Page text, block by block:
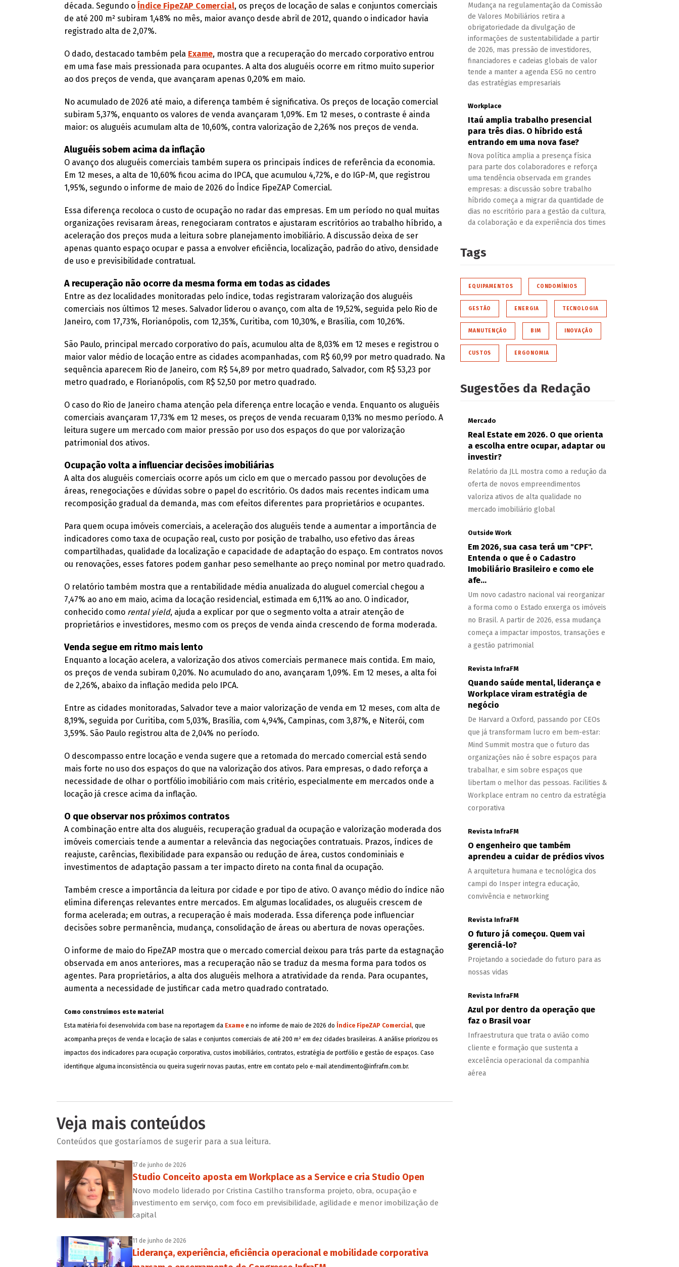
década. Segundo o Índice FipeZAP Comercial, os preços de locação de salas e conjuntos comerciais
de até 200 m² subiram 1,48% no mês, maior avanço desde abril de 2012, quando o indicador havia
registrado alta de 2,07%.
O dado, destacado também pela Exame, mostra que a recuperação do mercado corporativo entrou
em uma fase mais pressionada para ocupantes. A alta dos aluguéis ocorre em ritmo muito superior
ao dos preços de venda, que avançaram apenas 0,20% em maio.
No acumulado de 2026 até maio, a diferença também é significativa. Os preços de locação comercial
subiram 5,37%, enquanto os valores de venda avançaram 1,09%. Em 12 meses, o contraste é ainda
maior: os aluguéis acumulam alta de 10,60%, contra valorização de 2,26% nos preços de venda.
Aluguéis sobem acima da inflação
O avanço dos aluguéis comerciais também supera os principais índices de referência da economia.
Em 12 meses, a alta de 10,60% ficou acima do IPCA, que acumulou 4,72%, e do IGP-M, que registrou
1,95%, segundo o informe de maio de 2026 do Índice FipeZAP Comercial.
Essa diferença recoloca o custo de ocupação no radar das empresas. Em um período no qual muitas
organizações revisaram áreas, renegociaram contratos e ajustaram escritórios ao trabalho híbrido, a
aceleração dos preços muda a leitura sobre planejamento imobiliário. A discussão deixa de ser
apenas quanto espaço ocupar e passa a envolver eficiência, localização, padrão do ativo, densidade
de uso e previsibilidade contratual.
A recuperação não ocorre da mesma forma em todas as cidades
Entre as dez localidades monitoradas pelo índice, todas registraram valorização dos aluguéis
comerciais nos últimos 12 meses. Salvador liderou o avanço, com alta de 19,52%, seguida pelo Rio de
Janeiro, com 17,73%, Florianópolis, com 12,35%, Curitiba, com 10,30%, e Brasília, com 10,26%.
São Paulo, principal mercado corporativo do país, acumulou alta de 8,03% em 12 meses e registrou o
maior valor médio de locação entre as cidades acompanhadas, com R$ 60,99 por metro quadrado. Na
sequência aparecem Rio de Janeiro, com R$ 54,89 por metro quadrado, Salvador, com R$ 53,23 por
metro quadrado, e Florianópolis, com R$ 52,50 por metro quadrado.
O caso do Rio de Janeiro chama atenção pela diferença entre locação e venda. Enquanto os aluguéis
comerciais avançaram 17,73% em 12 meses, os preços de venda recuaram 0,13% no mesmo período. A
leitura sugere um mercado com maior pressão por uso dos espaços do que por valorização
patrimonial dos ativos.
Ocupação volta a influenciar decisões imobiliárias
A alta dos aluguéis comerciais ocorre após um ciclo em que o mercado passou por devoluções de
áreas, renegociações e dúvidas sobre o papel do escritório. Os dados mais recentes indicam uma
recomposição gradual da demanda, mas com efeitos diferentes para proprietários e ocupantes.
Para quem ocupa imóveis comerciais, a aceleração dos aluguéis tende a aumentar a importância de
indicadores como taxa de ocupação real, custo por posição de trabalho, uso efetivo das áreas
compartilhadas, qualidade da localização e capacidade de adaptação do espaço. Em contratos novos
ou renovações, esses fatores podem ganhar peso semelhante ao preço nominal por metro quadrado.
O relatório também mostra que a rentabilidade média anualizada do aluguel comercial chegou a
7,47% ao ano em maio, acima da locação residencial, estimada em 6,11% ao ano. O indicador,
conhecido como rental yield, ajuda a explicar por que o segmento volta a atrair atenção de
proprietários e investidores, mesmo com os preços de venda ainda crescendo de forma moderada.
Venda segue em ritmo mais lento
Enquanto a locação acelera, a valorização dos ativos comerciais permanece mais contida. Em maio,
os preços de venda subiram 0,20%. No acumulado do ano, avançaram 1,09%. Em 12 meses, a alta foi
de 2,26%, abaixo da inflação medida pelo IPCA.
Entre as cidades monitoradas, Salvador teve a maior valorização de venda em 12 meses, com alta de
8,19%, seguida por Curitiba, com 5,03%, Brasília, com 4,94%, Campinas, com 3,87%, e Niterói, com
3,59%. São Paulo registrou alta de 2,04% no período.
O descompasso entre locação e venda sugere que a retomada do mercado comercial está sendo
mais forte no uso dos espaços do que na valorização dos ativos. Para empresas, o dado reforça a
necessidade de olhar o portfólio imobiliário com mais critério, especialmente em mercados onde a
locação já cresce acima da inflação.
O que observar nos próximos contratos
A combinação entre alta dos aluguéis, recuperação gradual da ocupação e valorização moderada dos
imóveis comerciais tende a aumentar a relevância das negociações contratuais. Prazos, índices de
reajuste, carências, flexibilidade para expansão ou redução de área, custos condominiais e
investimentos de adaptação passam a ter impacto direto na conta final da ocupação.
Também cresce a importância da leitura por cidade e por tipo de ativo. O avanço médio do índice não
elimina diferenças relevantes entre mercados. Em algumas localidades, os aluguéis crescem de
forma acelerada; em outras, a recuperação é mais moderada. Essa diferença pode influenciar
decisões sobre permanência, mudança, consolidação de áreas ou abertura de novas operações.
O informe de maio do FipeZAP mostra que o mercado comercial deixou para trás parte da estagnação
observada em anos anteriores, mas a recuperação não se traduz da mesma forma para todos os
agentes. Para proprietários, a alta dos aluguéis melhora a atratividade da renda. Para ocupantes,
aumenta a necessidade de justificar cada metro quadrado contratado.
Como construímos este material
​Esta matéria foi desenvolvida com base na reportagem da Examee no informe de maio de 2026 do Índice FipeZAP Comercial, que
acompanha preços de venda e locação de salas e conjuntos comerciais de até 200 m² em dez cidades brasileiras. A análise priorizou os
impactos dos indicadores para ocupação corporativa, custos imobiliários, contratos, estratégia de portfólio e gestão de espaços. Caso
identifique alguma inconsistência ou queira sugerir novas pautas, entre em contato pelo e-mail atendimento@infrafm.com.br.
Veja mais conteúdos
Conteúdos que gostaríamos de sugerir para a sua leitura.
17 de junho de 2026
Studio Conceito aposta em Workplace as a Service e cria Studio Open
Novo modelo liderado por Cristina Castilho transforma projeto, obra, ocupação e
investimento em serviço, com foco em previsibilidade, agilidade e menor imobilização de
capital
11 de junho de 2026
Liderança, experiência, eficiência operacional e mobilidade corporativa
Mudança na regulamentação da Comissão
de Valores Mobiliários retira a
obrigatoriedade da divulgação de
informações de sustentabilidade a partir
de 2026, mas pressão de investidores,
financiadores e cadeias globais de valor
tende a manter a agenda ESG no centro
das estratégias empresariais
Workplace
Itaú amplia trabalho presencial
para três dias. O híbrido está
entrando em uma nova fase?
Nova política amplia a presença física
para parte dos colaboradores e reforça
uma tendência observada em grandes
empresas: a discussão sobre trabalho
híbrido começa a migrar da quantidade de
dias no escritório para a gestão da cultura,
da colaboração e da experiência dos times
Tags
EQUIPAMENTOS CONDOMÍNIOS
GESTÃO ENERGIA TECNOLOGIA
MANUTENÇÃO BIM INOVAÇÃO
CUSTOS ERGONOMIA
Sugestões da Redação
Mercado
Real Estate em 2026. O que orienta
a escolha entre ocupar, adaptar ou
investir?
Relatório da JLL mostra como a redução da
oferta de novos empreendimentos
valoriza ativos de alta qualidade no
mercado imobiliário global
Outside Work
Em 2026, sua casa terá um "CPF".
Entenda o que é o Cadastro
Imobiliário Brasileiro e como ele
afe...
Um novo cadastro nacional vai reorganizar
a forma como o Estado enxerga os imóveis
no Brasil. A partir de 2026, essa mudança
começa a impactar impostos, transações e
a gestão patrimonial
Revista InfraFM
Quando saúde mental, liderança e
Workplace viram estratégia de
negócio
De Harvard a Oxford, passando por CEOs
que já transformam lucro em bem-estar:
Mind Summit mostra que o futuro das
organizações não é sobre espaços para
trabalhar, e sim sobre espaços que
libertam o melhor das pessoas. Facilities &
Workplace entram no centro da estratégia
corporativa
Revista InfraFM
O engenheiro que também
aprendeu a cuidar de prédios vivos
A arquitetura humana e tecnológica dos
campi do Insper integra educação,
convivência e networking
Revista InfraFM
O futuro já começou. Quem vai
gerenciá-lo?
Projetando a sociedade do futuro para as
nossas vidas
Revista InfraFM
Azul por dentro da operação que
faz o Brasil voar
Infraestrutura que trata o avião como
cliente e formação que sustenta a
excelência operacional da companhia
aérea